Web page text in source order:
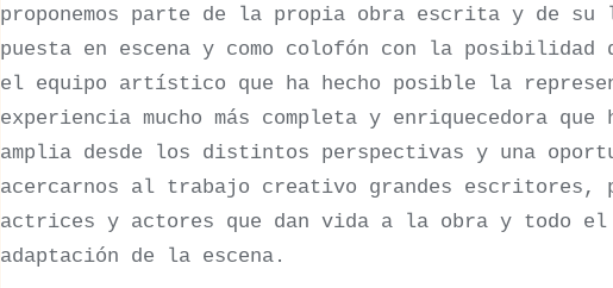
proponemos parte de la propia obra escrita y de
puesta en escena y como colofón con la
el equipo artístico que ha hecho posible la
experiencia mucho más completa y enriquecedora
amplia desde los distintos perspectivas y una
acercarnos al trabajo creativo grandes escritores,
actrices y actores que dan vida a la obra y todo
adaptación de la escena.